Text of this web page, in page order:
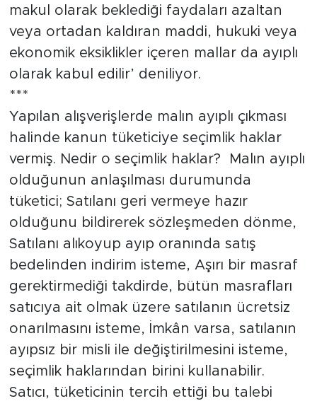
makul olarak beklediği faydaları azaltan
veya ortadan kaldıran maddi, hukuki veya
ekonomik eksiklikler içeren mallar da ayıplı
olarak kabul edilir’ deniliyor.
***
Yapılan alışverişlerde malın ayıplı çıkması
halinde kanun tüketiciye seçimlik haklar
vermiş. Nedir o seçimlik haklar? Malın ayıplı
olduğunun anlaşılması durumunda
tüketici; Satılanı geri vermeye hazır
olduğunu bildirerek sözleşmeden dönme,
Satılanı alıkoyup ayıp oranında satış
bedelinden indirim isteme, Aşırı bir masraf
gerektirmediği takdirde, bütün masrafları
satıcıya ait olmak üzere satılanın ücretsiz
onarılmasını isteme, İmkân varsa, satılanın
ayıpsız bir misli ile değiştirilmesini isteme,
seçimlik haklarından birini kullanabilir.
Satıcı, tüketicinin tercih ettiği bu talebi